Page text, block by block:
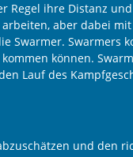
ihre Distanz
aber dabei
Swarmer. Swarmers
können.
Lauf des
und den